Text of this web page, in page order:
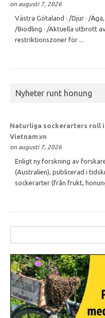
on augusti 7, 2026
Västra Götaland · /Djur · /
/Biodling · /Aktuella utbrott
restriktionszoner för ...
Nyheter runt honung
Naturliga sockerarters roll
Vietnam.vn
on augusti 7, 2026
Enligt ny forskning av
(Australien), publicerad i
sockerarter (från frukt,
efter: